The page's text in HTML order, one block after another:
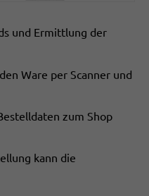
und Ermittlung der
Ware per Scanner und
zum Shop
kann die